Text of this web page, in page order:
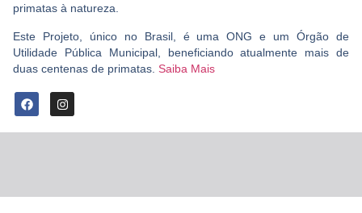
primatas à natureza.
Este Projeto, único no Brasil, é uma ONG e um Órgão de
Utilidade Pública Municipal, beneficiando atualmente mais de
duas centenas de primatas. Saiba Mais